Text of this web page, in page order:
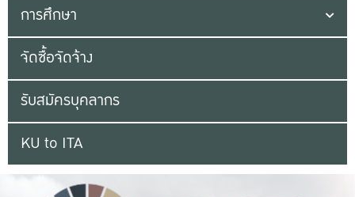
การศึกษา
จัดซื้อจัดจ้าง
รับสมัครบุคลากร
KU to ITA